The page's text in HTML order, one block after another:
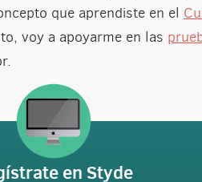
que aprendiste en el
voy a apoyarme en las
en Styde